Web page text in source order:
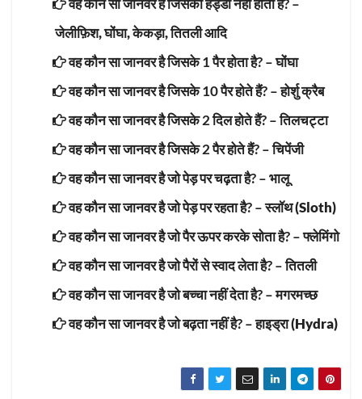
वह कौन सा जानवर है जिसकी हड्डी नहीं होती है? –
जेलीफ़िश, घोंघा, केकड़ा, तितली आदि
वह कौन सा जानवर है जिसके 1 पैर होता है? –घोंघा
वह कौन सा जानवर है जिसके 10 पैर होते हैं? –होर्शु क्रैब
वह कौन सा जानवर है जिसके 2 दिल होते हैं? –तिलचट्टा
वह कौन सा जानवर है जिसके 2 पैर होते हैं? –चिपेंजी
वह कौन सा जानवर है जो पेड़ पर चढ़ता है? –भालू
वह कौन सा जानवर है जो पेड़ पर रहता है? –स्लॉथ (Sloth)
वह कौन सा जानवर है जो पैर ऊपर करके सोता है? –फ्लेमिंगो
वह कौन सा जानवर है जो पैरों से स्वाद लेता है? –तितली
वह कौन सा जानवर है जो बच्चा नहीं देता है? –मगरमच्छ
वह कौन सा जानवर है जो बढ़ता नहीं है? –हाइड्रा (Hydra)